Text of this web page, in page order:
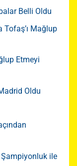
Belli Oldu
Tofaş’ı Mağlup
Etmeyi
Oldu
ile